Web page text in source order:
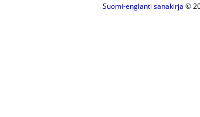
Suomi-englanti sanakirja ©